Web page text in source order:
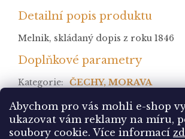
Abychom pro vás mohli e-shop
ukazovat vám reklamy na míru,
soubory cookie. Více informací
Detailní popis produktu
Melnik, skládaný dopis z roku 1846
Doplňkové parametry
Kategorie: ČECHY, MORAVA